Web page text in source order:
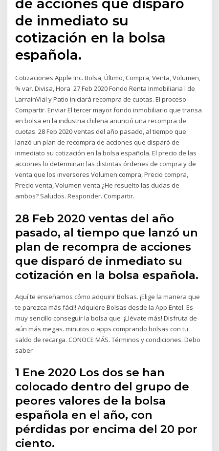
de acciones que disparó
de inmediato su
cotización en la bolsa
española.
Cotizaciones Apple Inc. Bolsa, Último, Compra, Venta, Volumen,
% var. Divisa, Hora 27 Feb 2020 Fondo Renta Inmobiliaria I de
LarrainVial y Patio iniciará recompra de cuotas. El proceso
Compartir. Enviar El tercer mayor fondo inmobiliario que transa
en bolsa en la industria chilena anunció una recompra de
cuotas. 28 Feb 2020 ventas del año pasado, al tiempo que
lanzó un plan de recompra de acciones que disparó de
inmediato su cotización en la bolsa española. El precio de las
acciones lo determinan las distintas órdenes de compra y de
venta que los inversores Volumen compra, Precio compra,
Precio venta, Volumen venta ¿He resuelto las dudas de
ambos? Saludos. Responder. Compartir.
28 Feb 2020 ventas del año
pasado, al tiempo que lanzó un
plan de recompra de acciones
que disparó de inmediato su
cotización en la bolsa española.
Aquí te enseñamos cómo adquirir Bolsas. ¡Elige la manera que
te parezca más fácil! Adquiere Bolsas desde la App Entel. Es
muy sencillo conseguir la bolsa que ¡Llévate más! Disfruta de
aún más megas. minutos o apps comprando bolsas con tu
saldo de recarga. CONOCE MÁS. Términos y condiciones. Debo
saber
1 Ene 2020 Los dos se han
colocado dentro del grupo de
peores valores de la bolsa
española en el año, con
pérdidas por encima del 20 por
ciento.